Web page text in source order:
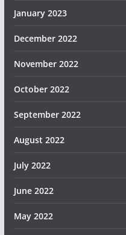
January 2023
December 2022
November 2022
October 2022
September 2022
August 2022
July 2022
June 2022
May 2022